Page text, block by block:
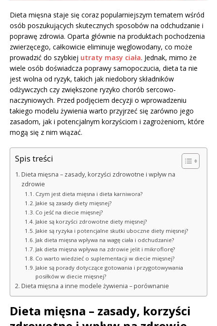
Dieta mięsna staje się coraz popularniejszym tematem wśród
osób poszukujących skutecznych sposobów na odchudzanie i
poprawę zdrowia. Oparta głównie na produktach pochodzenia
zwierzęcego, całkowicie eliminuje węglowodany, co może
prowadzić do szybkiej utraty masy ciała. Jednak, mimo że
wiele osób doświadcza poprawy samopoczucia, dieta ta nie
jest wolna od ryzyk, takich jak niedobory składników
odżywczych czy zwiększone ryzyko chorób sercowo-
naczyniowych. Przed podjęciem decyzji o wprowadzeniu
takiego modelu żywienia warto przyjrzeć się zarówno jego
zasadom, jak i potencjalnym korzyściom i zagrożeniom, które
mogą się z nim wiązać.
Spis treści
Dieta mięsna – zasady, korzyści zdrowotne i wpływ na
zdrowie
Czym jest dieta mięsna i dieta karniwora?
Jakie są zasady diety mięsnej?
Co jeść na diecie mięsnej?
Jakie są korzyści zdrowotne diety mięsnej?
Jakie są ryzyka i potencjalne skutki uboczne diety mięsnej?
Jak dieta mięsna wpływa na wagę ciała i odchudzanie?
Jak dieta mięsna wpływa na zdrowie jelit i mikroflorę?
Co warto wiedzieć o suplementacji w diecie mięsnej?
Jakie są porady dotyczące gotowania i przygotowywania
posiłków w diecie mięsnej?
Dieta mięsna a inne modele żywienia – porównanie
Dieta mięsna – zasady, korzyści